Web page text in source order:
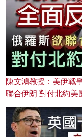
陳文鴻教授：美伊戰
聯合伊朗 對付北約美